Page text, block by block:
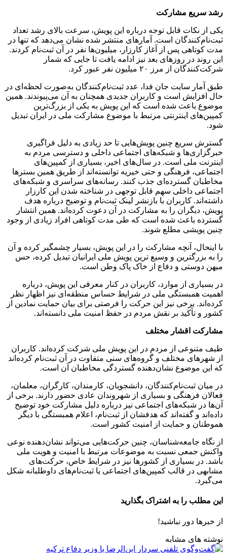
رشد سریع مشارکت
یکی از نکات قابل توجه درباره این پویش، سرعت بالای رشد تعداد
ثبت‌نام‌کنندگان است. آمارهای منتشر شده نشان می‌دهد که تنها در
مدت کوتاهی پس از آغاز کارزار، میلیون‌ها نفر در آن ثبت‌نام کردند.
این روند در روزهای بعد نیز ادامه یافت تا جایی که شمار
شرکت‌کنندگان از مرز ۲۰ میلیون نفر عبور کرد.
طبق آمار سایت جان فدا، عدد ثبت‌نام‌کنندگان به‌صورت لحظه‌ای در
حال افزایش است و کاربران جدیدی همچنان به آن می‌پیوندند. همین
موضوع باعث شده است که این پویش به یکی از بزرگ‌ترین
کمپین‌های اینترنتی مرتبط با موضوع مشارکت ملی در ایران تبدیل
شود.
گسترش سریع چنین پویش‌هایی تا حد زیادی به دلیل فراگیری
خبرگزاری‌ها و شبکه‌های اجتماعی داخلی و دسترسی مردم به
اینترنت ملی است. در سال‌های اخیر، بسیاری از کمپین‌های
اجتماعی، فرهنگی و حتی خیریه توانسته‌اند از طریق همین بسترها
مخاطبان گسترده‌ای جذب کنند. رسانه‌های سراسری و شبکه‌های
اجتماعی داخلی سهم قابل توجهی در شناخته شدن این کارزار
داشته‌اند. کاربران با بازنشر لینک ثبت‌نام و توضیح درباره هدف
پویش، دیگران را به مشارکت در آن دعوت کرده‌اند. همین انتشار
گسترده باعث شده است که طی مدت کوتاهی افراد زیادی از وجود
چنین پویشی مطلع شوند.
با اینحال، آنچه مشارکت را در این پویش، بسیار چشمگیر کرده و آن
را به بزرگترین و وسیع ترین پویش ملی ایرانیان تبدیل کرده، حس
میهن دوستی و دفاع از خاک پاک وطن است.
در بسیاری از موارد، کاربران در کنار معرفی این پویش، درباره
اهمیت همبستگی ملی در شرایط حساس منطقه‌ای نیز اظهار نظر
کرده‌اند. برخی نیز این حرکت را فرصتی برای بیان حمایت نمادین از
کشور و تأکید بر نقش مردم در حفظ امنیت ملی دانسته‌اند.
مشارکت اقشار مختلف
طیف متنوعی از مردم در این پویش ملی شرکت کرده‌اند. کاربران
از شهرهای مختلف و گروه‌های سنی متفاوت در آن ثبت‌نام کرده‌اند
که این موضوع نشان‌دهنده گستردگی مخاطبان آن است.
در میان ثبت‌نام‌کنندگان، دانشجویان، کارمندان، کارگران، معلمان،
فعالان فرهنگی و بسیاری از شهروندان عادی حضور دارند. برخی از
آن‌ها در شبکه‌های اجتماعی نیز درباره دلیل مشارکت خود توضیح
داده‌اند و گفته‌اند که هدفشان از ثبت‌نام، اعلام همبستگی با دیگر
هموطنان و حمایت از امنیت کشور است.
از نگاه جامعه‌شناسان، چنین حرکت‌هایی می‌تواند نشان‌دهنده نوعی
واکنش جمعی نسبت به موضوعات مرتبط با امنیت و هویت ملی
باشد. در بسیاری از کشورها نیز در شرایط خاص، حرکت‌های
مشابهی در قالب کمپین‌های اجتماعی یا ثبت‌نام‌های داوطلبانه شکل
می‌گیرد.
این مطلب را به اشتراک بگذارید
از خبرها دور نباشید!
نوشته های مشابه